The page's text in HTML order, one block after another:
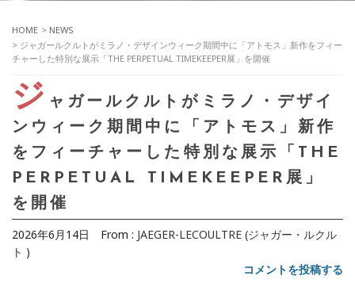
HOME > NEWS
> ジャガールクルトがミラノ・デザインウィーク期間中に「アトモス」新作をフィー
チャーした特別な展示「THE PERPETUAL TIMEKEEPER展」を開催
ジ ャガールクルトがミラノ・デザイ
ンウィーク期間中に「アトモス」新作
をフィーチャーした特別な展示「THE
PERPETUAL TIMEKEEPER展」
を開催
2026年6月14日 From : JAEGER-LECOULTRE (ジャガー・ルクル
ト )
コメントを投稿する